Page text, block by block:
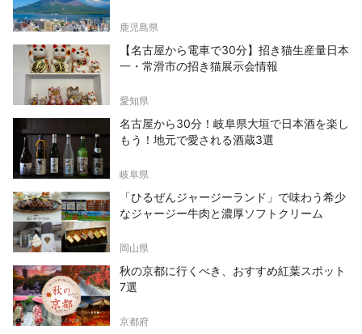
鹿児島県
【名古屋から電車で30分】招き猫生産量日本
一・常滑市の招き猫展示会情報
愛知県
名古屋から30分！岐阜県大垣で日本酒を楽し
もう！地元で愛される酒蔵3選
岐阜県
「ひるぜんジャージーランド」で味わう希少
なジャージー牛肉と濃厚ソフトクリーム
岡山県
秋の京都に行くべき、おすすめ紅葉スポット
7選
京都府